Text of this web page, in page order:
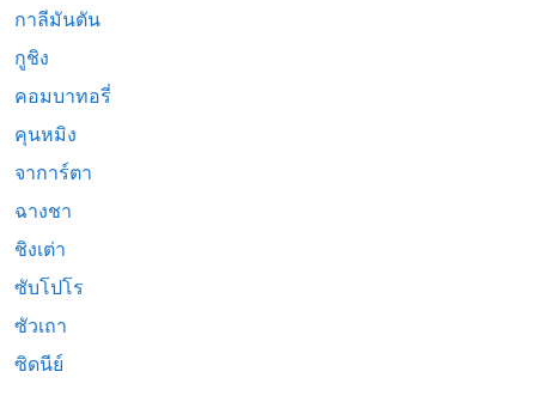
กาลีมันตัน
กูชิง
คอมบาทอรี่
คุนหมิง
จาการ์ตา
ฉางชา
ชิงเต่า
ซับโปโร
ซัวเถา
ซิดนีย์